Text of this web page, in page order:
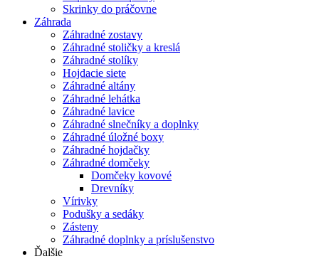
Skrinky do práčovne
Záhrada
Záhradné zostavy
Záhradné stoličky a kreslá
Záhradné stolíky
Hojdacie siete
Záhradné altány
Záhradné lehátka
Záhradné lavice
Záhradné slnečníky a doplnky
Záhradné úložné boxy
Záhradné hojdačky
Záhradné domčeky
Domčeky kovové
Drevníky
Vírivky
Podušky a sedáky
Zásteny
Záhradné doplnky a príslušenstvo
Ďalšie